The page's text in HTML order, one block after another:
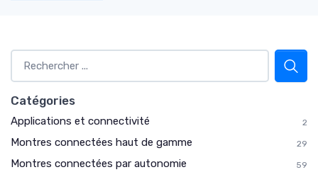
Catégories
Applications et connectivité 2
Montres connectées haut de gamme 29
Montres connectées par autonomie 59